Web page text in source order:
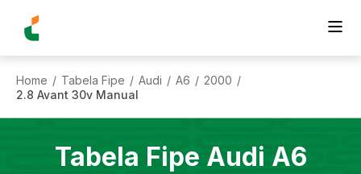
Home / Tabela Fipe / Audi / A6 / 2000 /
2.8 Avant 30v Manual
Tabela Fipe Audi A6